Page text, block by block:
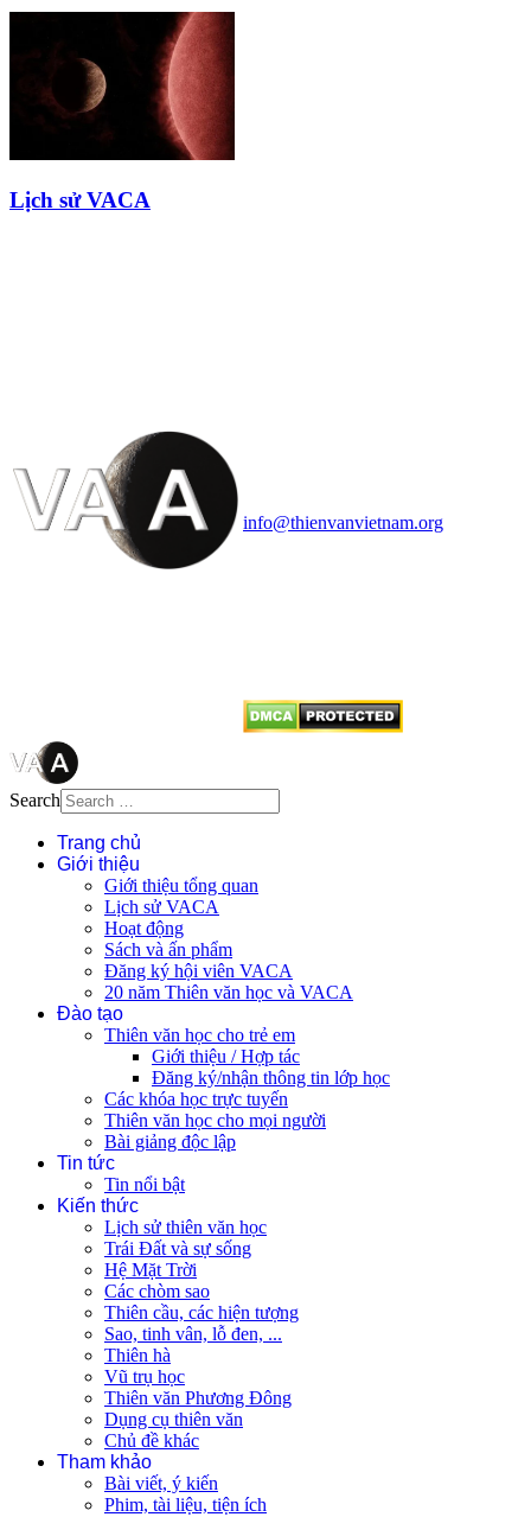
Lịch sử VACA
info@thienvanvietnam.org
Search
Trang chủ
Giới thiệu
Giới thiệu tổng quan
Lịch sử VACA
Hoạt động
Sách và ấn phẩm
Đăng ký hội viên VACA
20 năm Thiên văn học và VACA
Đào tạo
Thiên văn học cho trẻ em
Giới thiệu / Hợp tác
Đăng ký/nhận thông tin lớp học
Các khóa học trực tuyến
Thiên văn học cho mọi người
Bài giảng độc lập
Tin tức
Tin nổi bật
Kiến thức
Lịch sử thiên văn học
Trái Đất và sự sống
Hệ Mặt Trời
Các chòm sao
Thiên cầu, các hiện tượng
Sao, tinh vân, lỗ đen, ...
Thiên hà
Vũ trụ học
Thiên văn Phương Đông
Dụng cụ thiên văn
Chủ đề khác
Tham khảo
Bài viết, ý kiến
Phim, tài liệu, tiện ích